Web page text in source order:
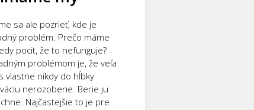
sa ale pozrieť, kde je
problém. Prečo máme
pocit, že to nefunguje?
problémom je, že veľa
vlastne nikdy do hĺbky
nerozoberie. Berie ju
Najčastejšie to je pre